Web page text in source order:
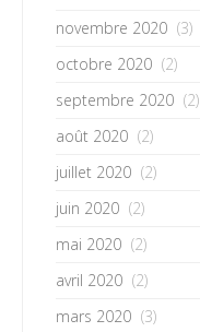
novembre 2020 (3)
octobre 2020 (2)
septembre 2020 (2)
août 2020 (2)
juillet 2020 (2)
juin 2020 (2)
mai 2020 (2)
avril 2020 (2)
mars 2020 (3)